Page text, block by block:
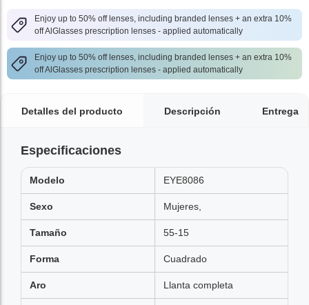
Enjoy up to 50% off lenses, including branded lenses + an extra 10%
off AlGlasses prescription lenses - applied automatically
Enjoy up to 50% off lenses, including branded lenses + an extra 10%
off AlGlasses prescription lenses - applied automatically
Detalles del producto Descripción Entrega
Especificaciones
Modelo EYE8086
Sexo Mujeres,
Tamaño 55-15
Forma Cuadrado
Aro Llanta completa